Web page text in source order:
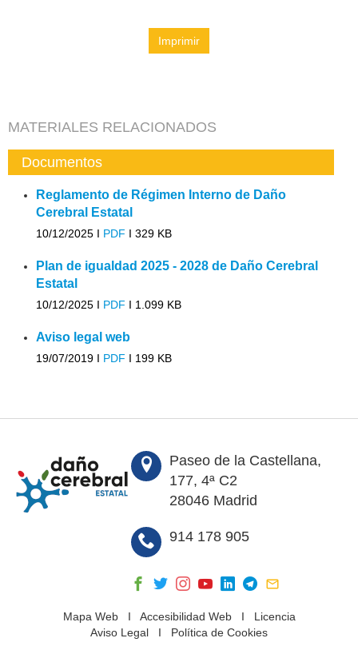
Imprimir
MATERIALES RELACIONADOS
Documentos
Reglamento de Régimen Interno de Daño
Cerebral Estatal
10/12/2025 I PDF I 329 KB
Plan de igualdad 2025 - 2028 de Daño Cerebral
Estatal
10/12/2025 I PDF I 1.099 KB
Aviso legal web
19/07/2019 I PDF I 199 KB
Paseo de la Castellana,
177, 4ª C2
28046 Madrid
914 178 905
Mapa WebI Accesibilidad WebI Licencia
Aviso Legal I Política de Cookies